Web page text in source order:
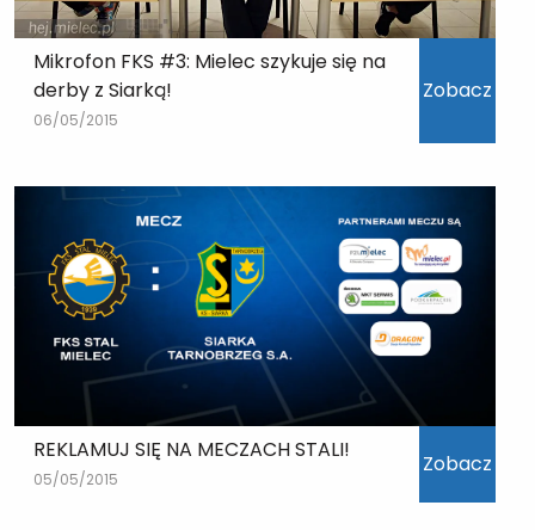
Mikrofon FKS #3: Mielec szykuje się na
derby z Siarką!
06/05/2015
Zobacz
REKLAMUJ SIĘ NA MECZACH STALI!
05/05/2015
Zobacz